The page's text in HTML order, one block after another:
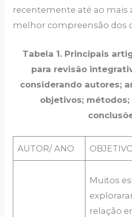
recentemente até ao mais
melhor compreensão dos
Tabela 1. Principais
para revisão
considerando autores;
objetivos;
AUTOR/ ANO
Muitos
relação